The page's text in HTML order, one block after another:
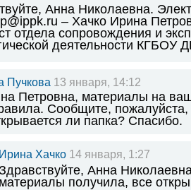
Анна Николаевна.
– Хачко Ирина
отдела сопровождения и
деятельности
Пучкова 13 января, 14:12
Петровна, материалы на
Сообщите,
ли папка? Спасибо.
Ирина Хачко 14 января, 1:27
Анна
материалы получила, все